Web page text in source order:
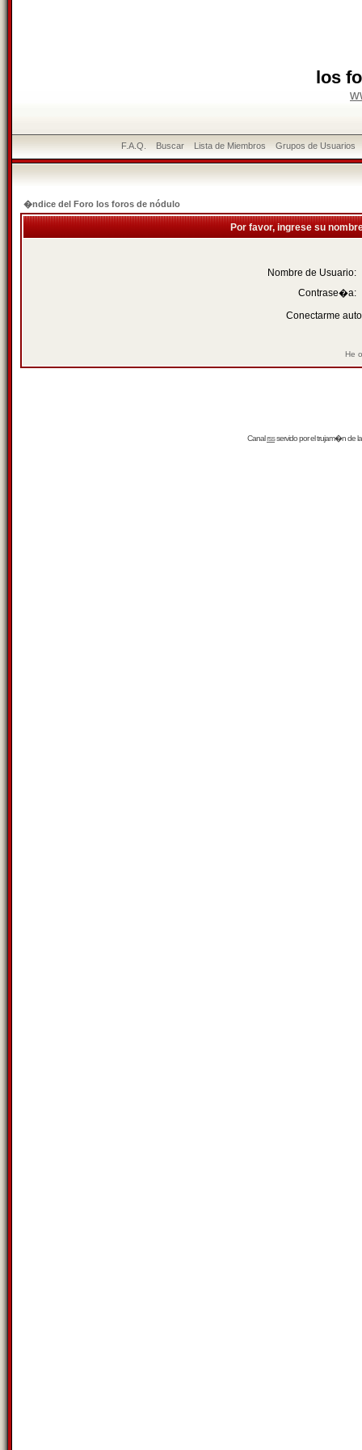
los
F.A.Q. Buscar Lista de Miembros Grupos de Usuarios
�ndice del Foro los foros de nódulo
Por favor, ingrese su
Nombre de Usuario:
Contrase�a:
Conectarme
He
Canalrssservido por eltrujam�nde